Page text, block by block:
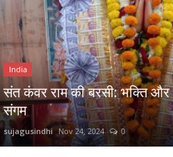
India
संत कंवर राम की बरसी: भक्ति और
संगम
sujagusindhi Nov 24, 2024 0